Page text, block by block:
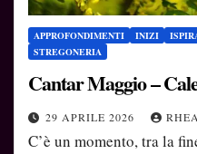
APPROFONDIMENTI INIZI
STREGONERIA
Cantar Maggio –
29 APRILE 2026
C’è un momento, tra la